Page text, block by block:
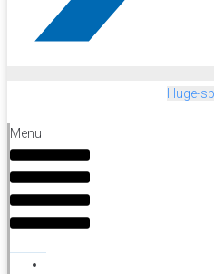
Huge-
Menu